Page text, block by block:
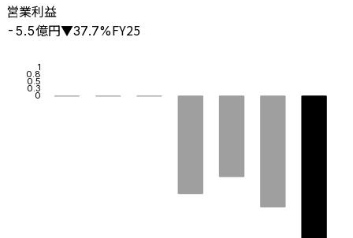
営業利益
-5.5億円▼37.7%FY25
0
0.3
0.5
0.8
1